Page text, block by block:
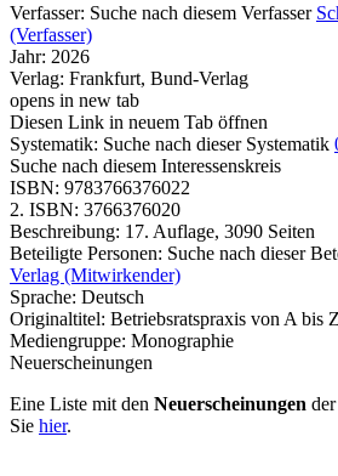
Verfasser: Suche nach diesem Verfasser
(Verfasser)
Jahr: 2026
Verlag: Frankfurt, Bund-Verlag
opens in new tab
Diesen Link in neuem Tab öffnen
Systematik: Suche nach dieser Systematik
Suche nach diesem Interessenskreis
ISBN: 9783766376022
2. ISBN: 3766376020
Beschreibung: 17. Auflage, 3090 Seiten
Beteiligte Personen: Suche nach dieser
Verlag (Mitwirkender)
Sprache: Deutsch
Originaltitel: Betriebsratspraxis von A bis Z
Mediengruppe: Monographie
Neuerscheinungen
Eine Liste mit den Neuerscheinungen
Sie hier.